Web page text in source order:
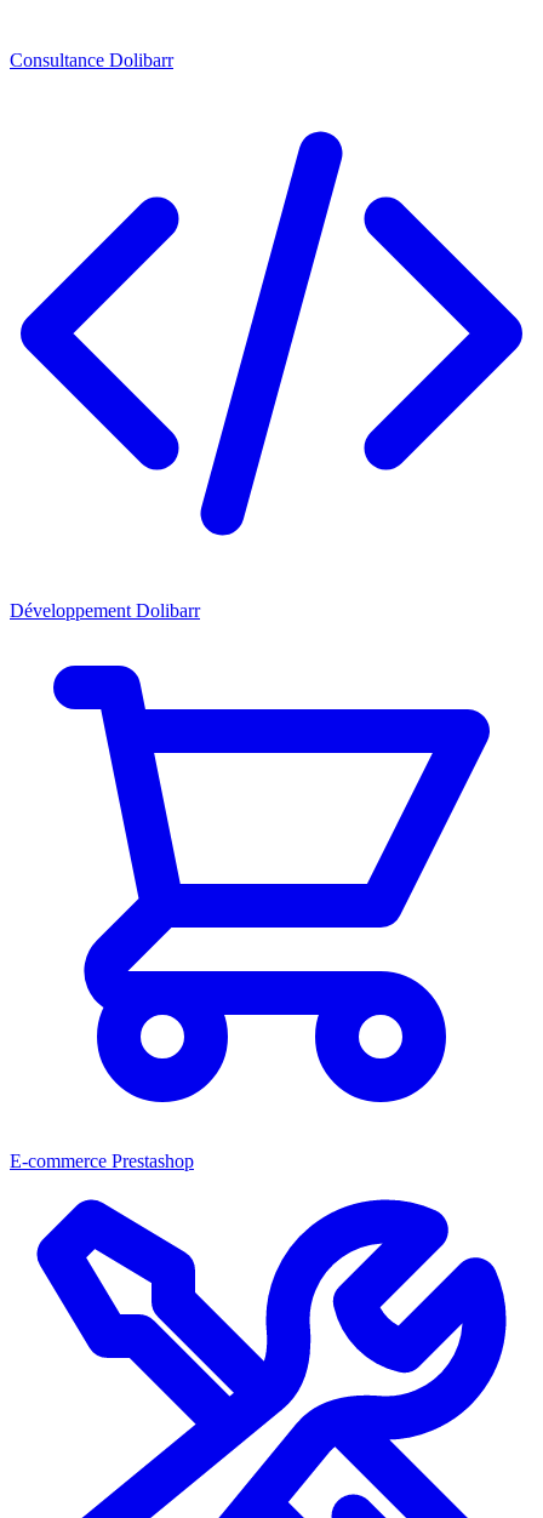
Consultance Dolibarr
Développement Dolibarr
E-commerce Prestashop